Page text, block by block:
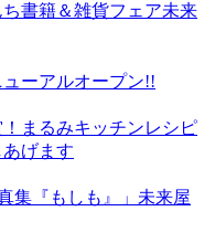
ち書籍＆雑貨フェア未来
ーアルオープン!!
まるみキッチンレシピ
げます
集『もしも』」未来屋